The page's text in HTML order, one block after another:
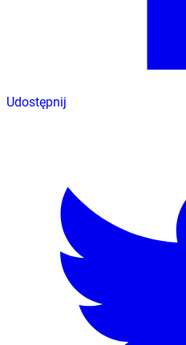
Udostępnij